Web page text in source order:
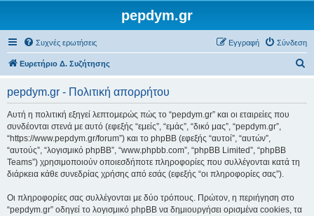
pepdym.gr
Συχνές ερωτήσεις Σύνδεση
Εγγραφή
Ευρετήριο Δ. Συζήτησης
pepdym.gr - Πολιτική απορρήτου
Αυτή η πολιτική εξηγεί λεπτομερώς πώς το “pepdym.gr” και οι εταιρείες που
συνδέονται στενά με αυτό (εφεξής “εμείς”, “εμάς”, “δικό μας”, “pepdym.gr”,
“https://www.pepdym.gr/forum”) και το phpBB (εφεξής “αυτοί”, “αυτών”,
“αυτούς”, “λογισμικό phpBB”, “www.phpbb.com”, “phpBB Limited”, “phpBB
Teams”) χρησιμοποιούν οποιεσδήποτε πληροφορίες που συλλέγονται κατά τη
διάρκεια κάθε συνεδρίας χρήσης από εσάς (εφεξής “οι πληροφορίες σας”).
Οι πληροφορίες σας συλλέγονται με δύο τρόπους. Πρώτον, η περιήγηση στο
“pepdym.gr” οδηγεί το λογισμικό phpBB να δημιουργήσει ορισμένα cookies, τα